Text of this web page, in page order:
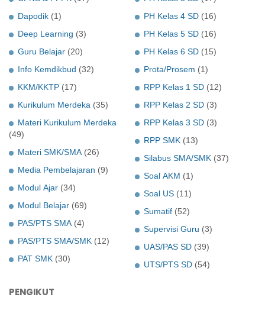
Dapodik (1)
Deep Learning (3)
Guru Belajar (20)
Info Kemdikbud (32)
KKM/KKTP (17)
Kurikulum Merdeka (35)
Materi Kurikulum Merdeka
(49)
Materi SMK/SMA (26)
Media Pembelajaran (9)
Modul Ajar (34)
Modul Belajar (69)
PAS/PTS SMA (4)
PAS/PTS SMA/SMK (12)
PAT SMK (30)
PH Kelas 4 SD (16)
PH Kelas 5 SD (16)
PH Kelas 6 SD (15)
Prota/Prosem (1)
RPP Kelas 1 SD (12)
RPP Kelas 2 SD (3)
RPP Kelas 3 SD (3)
RPP SMK (13)
Silabus SMA/SMK (37)
Soal AKM (1)
Soal US (11)
Sumatif (52)
Supervisi Guru (3)
UAS/PAS SD (39)
UTS/PTS SD (54)
PENGIKUT